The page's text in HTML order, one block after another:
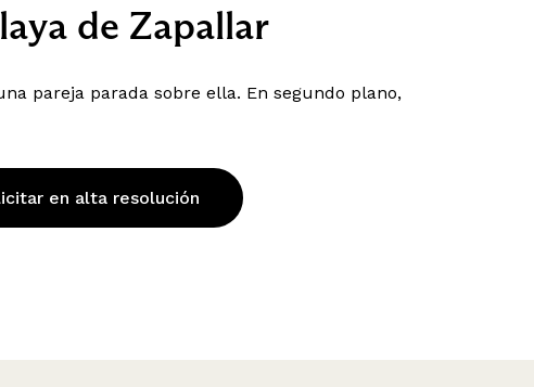
de Zapallar
pareja parada sobre ella. En segundo plano,
en alta resolución